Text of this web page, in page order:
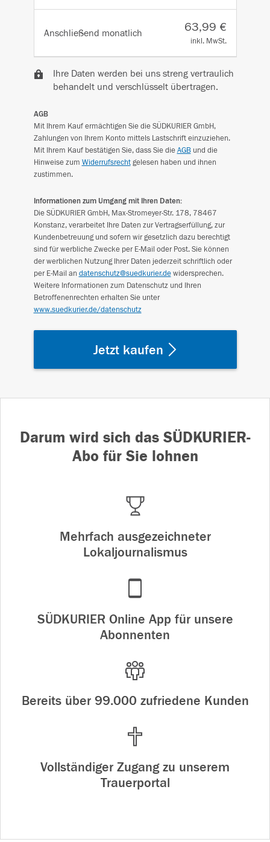
Anschließend monatlich 63,99 €
inkl. MwSt.
Ihre Daten werden bei uns streng vertraulich
behandelt und verschlüsselt übertragen.
AGB
Mit Ihrem Kauf ermächtigen Sie die SÜDKURIER GmbH,
Zahlungen von Ihrem Konto mittels Lastschrift einzuziehen.
Mit Ihrem Kauf bestätigen Sie, dass Sie dieAGBund die
Hinweise zum Widerrufsrechtgelesen haben und ihnen
zustimmen.
Informationen zum Umgang mit Ihren Daten:
Die SÜDKURIER GmbH, Max-Stromeyer-Str. 178, 78467
Konstanz, verarbeitet Ihre Daten zur Vertragserfüllung, zur
Kundenbetreuung und sofern wir gesetzlich dazu berechtigt
sind für werbliche Zwecke per E-Mail oder Post. Sie können
der werblichen Nutzung Ihrer Daten jederzeit schriftlich oder
per E-Mail an datenschutz@suedkurier.dewidersprechen.
Weitere Informationen zum Datenschutz und Ihren
Betroffenenrechten erhalten Sie unter
www.suedkurier.de/datenschutz
Jetzt kaufen
Darum wird sich das SÜDKURIER-
Abo für Sie lohnen
Mehrfach ausgezeichneter
Lokaljournalismus
SÜDKURIER Online App für unsere
Abonnenten
Bereits über 99.000 zufriedene Kunden
Vollständiger Zugang zu unserem
Trauerportal